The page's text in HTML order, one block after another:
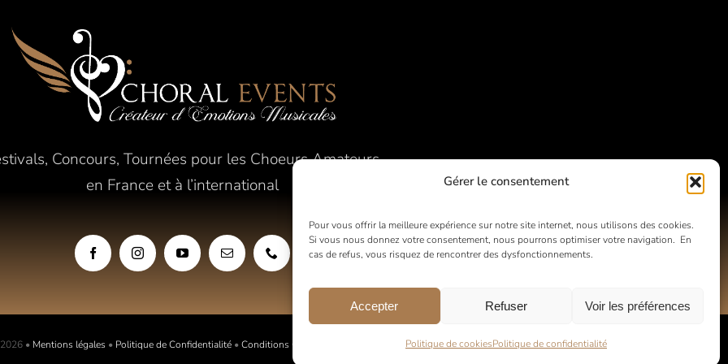
Gérer le consentement
Pour vous offrir la meilleure expérience sur notre site internet, nous utilisons des cookies.
Si vous nous donnez votre consentement, nous pourrons optimiser votre navigation. En
cas de refus, vous risquez de rencontrer des dysfonctionnements.
Accepter Refuser Voir les préférences
Politique de cookiesPolitique de confidentialité
Concours, Tournées pour les Choeurs Amateurs
en France et à l’international
• Mentions légales • Politique de Confidentialité •Conditions Générales de Vente